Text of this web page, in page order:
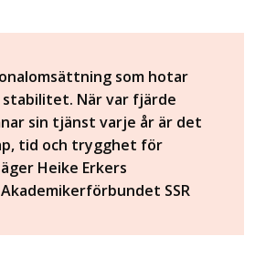
som hotar
stabilitet. När var fjärde
sin tjänst varje år är det
tid och trygghet för
Heike Erkers
SSR